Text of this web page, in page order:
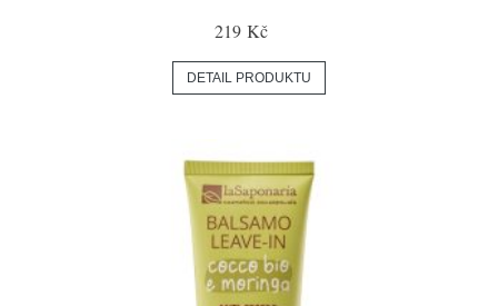
219 Kč
DETAIL PRODUKTU